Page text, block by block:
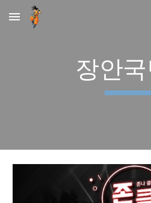
Skip to main content
장안